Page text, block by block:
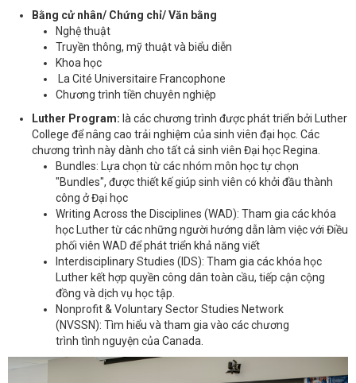
Bằng cử nhân/ Chứng chỉ/ Văn bằng
Nghệ thuật
Truyền thông, mỹ thuật và biểu diễn
Khoa học
La Cité Universitaire Francophone
Chương trình tiền chuyên nghiệp
Luther Program: làcác chương trình được phát triển bởi Luther
College để nâng cao trải nghiệm của sinh viên đại học. Các
chương trình này dành cho tất cả sinh viên Đại học Regina.
Bundles: Lựa chọn từ các nhóm môn học tự chọn
"Bundles", được thiết kế giúp sinh viên có khởi đầu thành
công ở Đại học
Writing Across the Disciplines (WAD): Tham gia các khóa
học Luther từ các những người hướng dẫn làm việc với Điều
phối viên WAD để phát triển khả năng viết
Interdisciplinary Studies (IDS): Tham gia các khóa học
Luther kết hợp quyền công dân toàn cầu, tiếp cận cộng
đồng và dịch vụ học tập.
Nonprofit & Voluntary Sector Studies Network
(NVSSN): Tìm hiểu và tham gia vào các chương
trình tình nguyện của Canada.